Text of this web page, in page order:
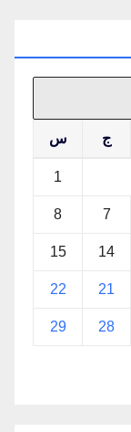
ج س
1
7
8
14
15
21
22
28
29